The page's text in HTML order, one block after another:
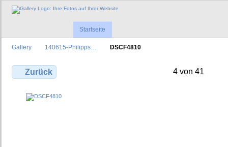
Startseite
Gallery 140615-Philipps… DSCF4810
Zurück 4 von 41